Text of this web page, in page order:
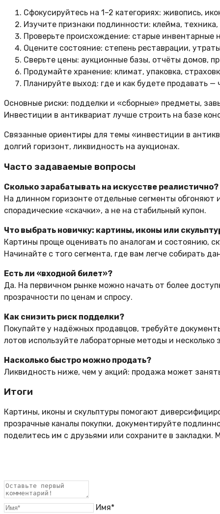
Сфокусируйтесь на 1–2 категориях: живопись,
Изучите признаки подлинности: клейма,
Проверьте происхождение: старые инвентарные
Оцените состояние: степень реставрации,
Сверьте цены: аукционные базы, отчёты домов,
Продумайте хранение: климат, упаковка,
Планируйте выход: где и как будете продавать —
Основные риски: подделки и «сборные» предметы,
Инвестиции в антиквариат лучше строить на базе
Связанные ориентиры для темы «инвестиции в
долгий горизонт, ликвидность на аукционах.
Часто задаваемые вопросы
Сколько зарабатывать на искусстве реалистично?
На длинном горизонте отдельные сегменты обгоняют
спорадические «скачки», а не на стабильный купон.
Что выбрать новичку: картины, иконы или
Картины проще оценивать по аналогам и состоянию,
Начинайте с того сегмента, где вам легче собирать
Есть ли «входной билет»?
Да. На первичном рынке можно начать от более
прозрачности по ценам и спросу.
Как снизить риск подделки?
Покупайте у надёжных продавцов, требуйте
лотов используйте лабораторные методы и несколько
Насколько быстро можно продать?
Ликвидность ниже, чем у акций: продажа может
Итоги
Картины, иконы и скульптуры помогают
прозрачные каналы покупки, документируйте
поделитесь им с друзьями или сохраните в
Имя*